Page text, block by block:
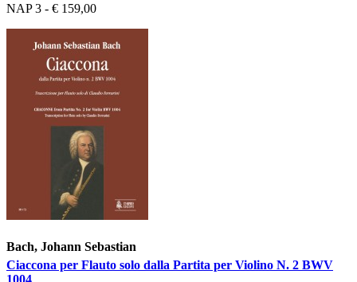
NAP 3 - € 159,00
Bach, Johann Sebastian
Ciaccona per Flauto solo dalla Partita per Violino N. 2 BWV